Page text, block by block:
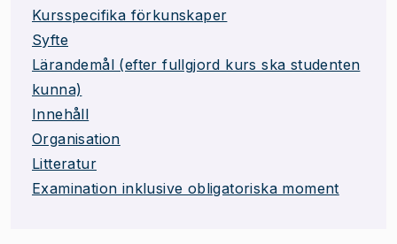
Kursspecifika förkunskaper
Syfte
Lärandemål (efter fullgjord kurs ska studenten
kunna)
Innehåll
Organisation
Litteratur
Examination inklusive obligatoriska moment